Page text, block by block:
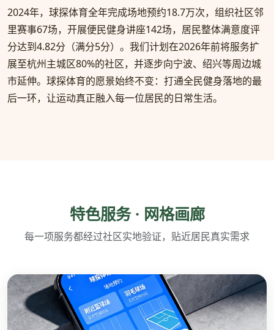
2024年，球探体育全年完成场地预约18.7万次，组织社区邻
里赛事67场，开展便民健身讲座142场，居民整体满意度评
分达到4.82分（满分5分）。我们计划在2026年前将服务扩
展至杭州主城区80%的社区，并逐步向宁波、绍兴等周边城
市延伸。球探体育的愿景始终不变：打通全民健身落地的最
后一环，让运动真正融入每一位居民的日常生活。
特色服务 · 网格画廊
每一项服务都经过社区实地验证，贴近居民真实需求